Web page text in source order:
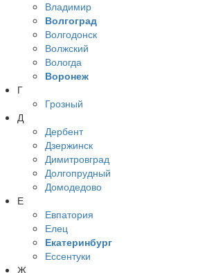
Владимир
Волгоград
Волгодонск
Волжский
Вологда
Воронеж
Г
Грозный
Д
Дербент
Дзержинск
Димитровград
Долгопрудный
Домодедово
Е
Евпатория
Елец
Екатеринбург
Ессентуки
Ж